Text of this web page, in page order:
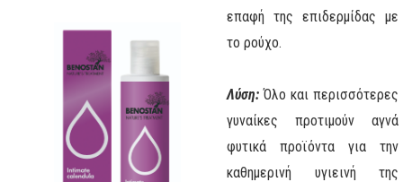
επαφή της επιδερμίδας με
το ρούχο.
Λύση: Όλο και περισσότερες
γυναίκες προτιμούν αγνά
φυτικά προϊόντα για την
καθημερινή υγιεινή της